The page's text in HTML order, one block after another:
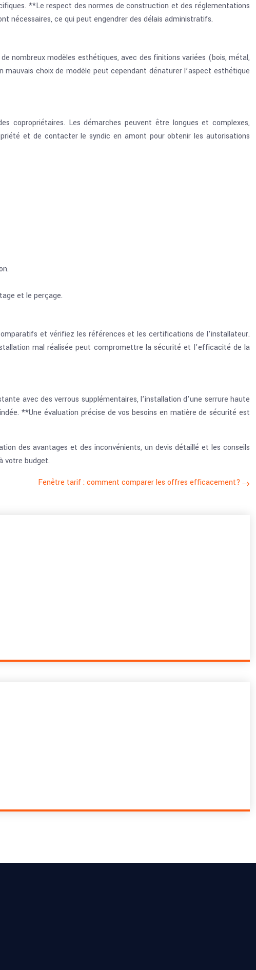
**Le respect des normes de construction et des réglementations
nécessaires, ce qui peut engendrer des délais administratifs.
nombreux modèles esthétiques, avec des finitions variées (bois, métal,
choix de modèle peut cependant dénaturer l’aspect esthétique
copropriétaires. Les démarches peuvent être longues et complexes,
et de contacter le syndic en amont pour obtenir les autorisations
et le perçage.
et vérifiez les références et les certifications de l’installateur.
mal réalisée peut compromettre la sécurité et l’efficacité de la
avec des verrous supplémentaires, l’installation d’une serrure haute
**Une évaluation précise de vos besoins en matière de sécurité est
des avantages et des inconvénients, un devis détaillé et les conseils
votre budget.
Fenêtre tarif : comment comparer les offres efficacement?